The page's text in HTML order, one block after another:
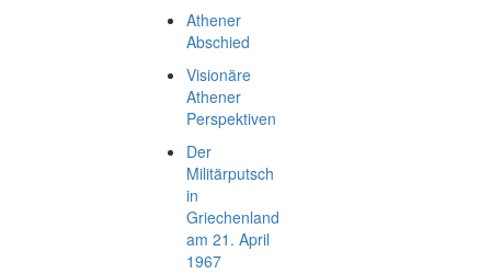
Athener
Abschied
Visionäre
Athener
Perspektiven
Der
Militärputsch
in
Griechenland
am 21. April
1967